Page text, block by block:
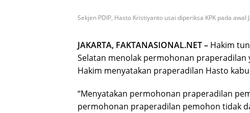
Sekjen PDIP, Hasto Kristiyanto usai diperiksa KPK pada awal
JAKARTA, FAKTANASIONAL.NET – Hakim
Selatan menolak permohonan praperadilan
Hakim menyatakan praperadilan Hasto
“Menyatakan permohonan praperadilan
permohonan praperadilan pemohon tidak